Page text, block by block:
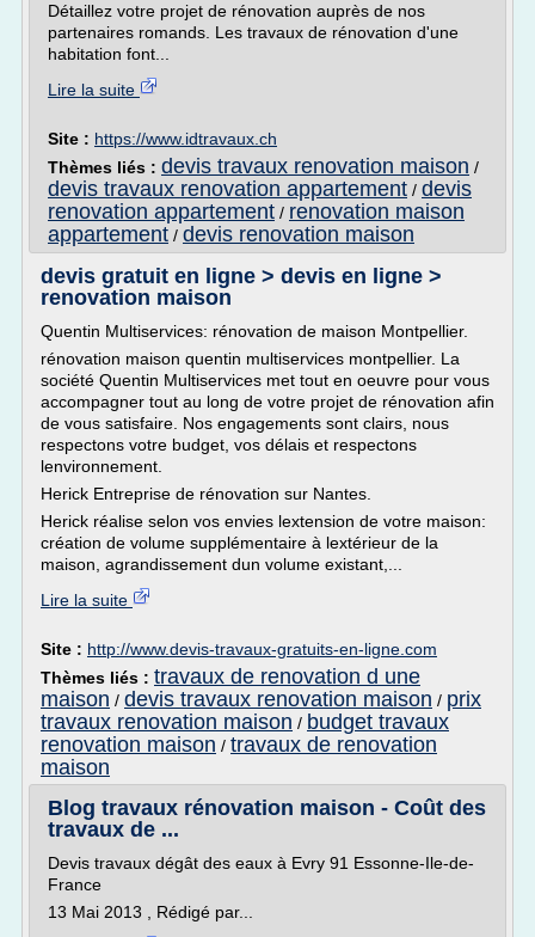
Détaillez votre projet de rénovation auprès de nos
partenaires romands. Les travaux de rénovation d'une
habitation font...
Lire la suite
Site : https://www.idtravaux.ch
Thèmes liés : devis travaux renovation maison /
devis travaux renovation appartement / devis
renovation appartement / renovation maison
appartement / devis renovation maison
devis gratuit en ligne > devis en ligne >
renovation maison
Quentin Multiservices: rénovation de maison Montpellier.
rénovation maison quentin multiservices montpellier. La
société Quentin Multiservices met tout en oeuvre pour vous
accompagner tout au long de votre projet de rénovation afin
de vous satisfaire. Nos engagements sont clairs, nous
respectons votre budget, vos délais et respectons
lenvironnement.
Herick Entreprise de rénovation sur Nantes.
Herick réalise selon vos envies lextension de votre maison:
création de volume supplémentaire à lextérieur de la
maison, agrandissement dun volume existant,...
Lire la suite
Site : http://www.devis-travaux-gratuits-en-ligne.com
Thèmes liés : travaux de renovation d une
maison / devis travaux renovation maison / prix
travaux renovation maison / budget travaux
renovation maison / travaux de renovation
maison
Blog travaux rénovation maison - Coût des
travaux de ...
Devis travaux dégât des eaux à Evry 91 Essonne-Ile-de-
France
13 Mai 2013 , Rédigé par...